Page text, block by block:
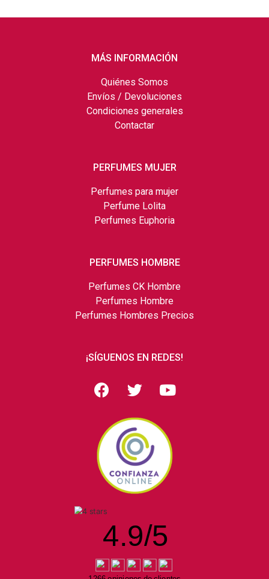
MÁS INFORMACIÓN
Quiénes Somos
Envíos / Devoluciones
Condiciones generales
Contactar
PERFUMES MUJER
Perfumes para mujer
Perfume Lolita
Perfumes Euphoria
PERFUMES HOMBRE
Perfumes CK Hombre
Perfumes Hombre
Perfumes Hombres Precios
¡SÍGUENOS EN REDES!
4.9/5